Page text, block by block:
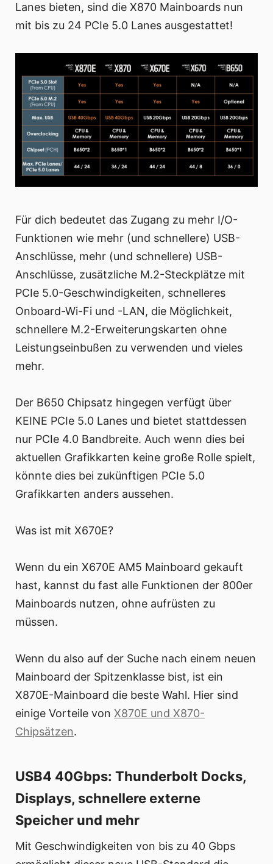
Lanes bieten, sind die X870 Mainboards nun
mit bis zu 24 PCIe 5.0 Lanes ausgestattet!
Für dich bedeutet das Zugang zu mehr I/O-
Funktionen wie mehr (und schnellere) USB-
Anschlüsse, mehr (und schnellere) USB-
Anschlüsse, zusätzliche M.2-Steckplätze mit
PCIe 5.0-Geschwindigkeiten, schnelleres
Onboard-Wi-Fi und -LAN, die Möglichkeit,
schnellere M.2-Erweiterungskarten ohne
Leistungseinbußen zu verwenden und vieles
mehr.
Der B650 Chipsatz hingegen verfügt über
KEINE PCIe 5.0 Lanes und bietet stattdessen
nur PCIe 4.0 Bandbreite. Auch wenn dies bei
aktuellen Grafikkarten keine große Rolle spielt,
könnte dies bei zukünftigen PCIe 5.0
Grafikkarten anders aussehen.
Was ist mit X670E?
Wenn du ein X670E AM5 Mainboard gekauft
hast, kannst du fast alle Funktionen der 800er
Mainboards nutzen, ohne aufrüsten zu
müssen.
Wenn du also auf der Suche nach einem neuen
Mainboard der Spitzenklasse bist, ist ein
X870E-Mainboard die beste Wahl. Hier sind
einige Vorteile von X870E und X870-
Chipsätzen.
USB4 40Gbps: Thunderbolt Docks,
Displays, schnellere externe
Speicher und mehr
Mit Geschwindigkeiten von bis zu 40 Gbps